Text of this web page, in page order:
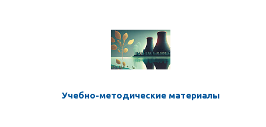
Учебно-методические материалы